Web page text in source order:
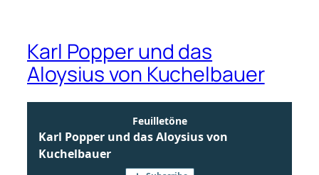
Karl Popper und das
Aloysius von Kuchelbauer